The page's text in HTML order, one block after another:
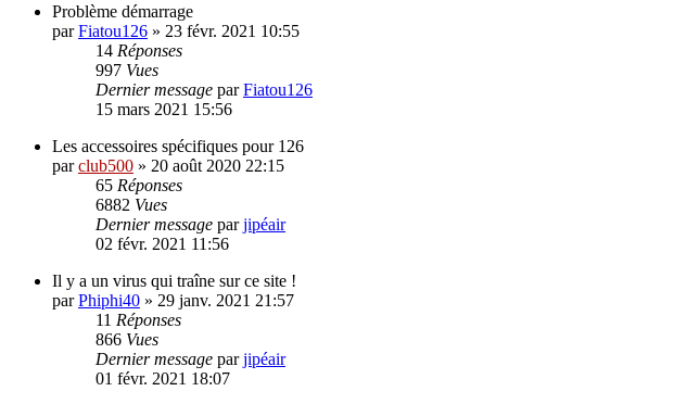
Problème démarrage
parFiatou126 » 23 févr. 2021 10:55
14 Réponses
997 Vues
Dernier message parFiatou126
15 mars 2021 15:56
Les accessoires spécifiques pour 126
parclub500 » 20 août 2020 22:15
65 Réponses
6882 Vues
Dernier message parjipéair
02 févr. 2021 11:56
Il y a un virus qui traîne sur ce site !
parPhiphi40 » 29 janv. 2021 21:57
11 Réponses
866 Vues
Dernier message parjipéair
01 févr. 2021 18:07